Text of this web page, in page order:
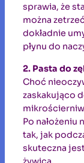
sprawia, że
można
dokładnie
płynu do
2. Pasta do
Choć
zaskakująco
Po
tak, jak
skuteczna